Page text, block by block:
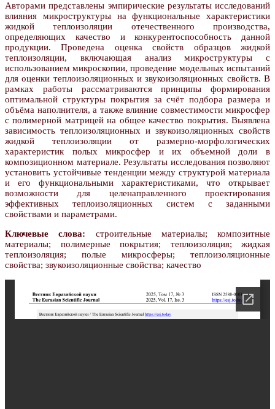
Авторами представлены эмпирические результаты исследований
влияния микроструктуры на функциональные характеристики
жидкой теплоизоляции отечественного производства,
определяющих качество и конкурентоспособность данной
продукции. Проведена оценка свойств образцов жидкой
теплоизоляции, включающая анализ микроструктуры с
использованием микроскопии, проведение модельных испытаний
для оценки теплоизоляционных и звукоизоляционных свойств. В
рамках работы рассматриваются принципы формирования
оптимальной структуры покрытия за счёт подбора размера и
объёма наполнителя, а также влияние совместимости микросфер
с полимерной матрицей на общее качество покрытия. Выявлена
зависимость теплоизоляционных и звукоизоляционных свойств
жидкой теплоизоляции от размерно-морфологических
характеристик полых микросфер и их объемной доли в
композиционном материале. Результаты исследования позволяют
установить устойчивые тенденции между структурой материала
и его функциональными характеристиками, что открывает
возможности для целенаправленного проектирования
эффективных теплоизоляционных систем с заданными
свойствами и параметрами.
Ключевые слова: строительные материалы; композитные
материалы; полимерные покрытия; теплоизоляция; жидкая
теплоизоляция; полые микросферы; теплоизоляционные
свойства; звукоизоляционные свойства; качество